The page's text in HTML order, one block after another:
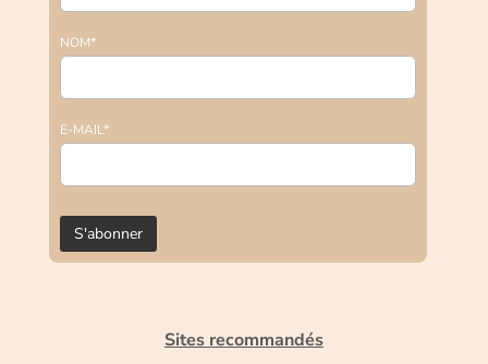
NOM*
E-MAIL*
Sites recommandés